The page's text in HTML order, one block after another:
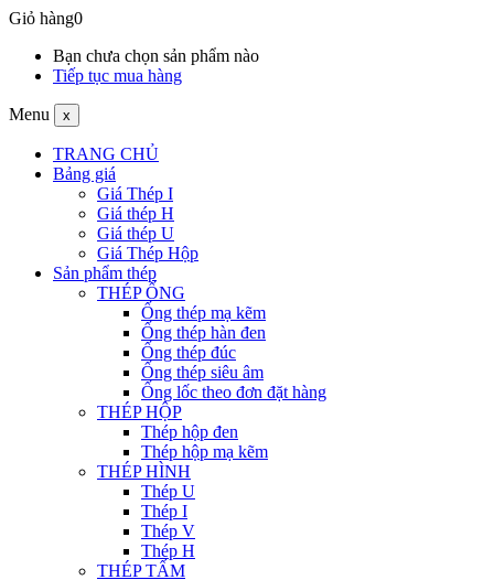
Giỏ hàng0
Bạn chưa chọn sản phẩm nào
Tiếp tục mua hàng
Menu x
TRANG CHỦ
Bảng giá
Giá Thép I
Giá thép H
Giá thép U
Giá Thép Hộp
Sản phẩm thép
THÉP ỐNG
Ống thép mạ kẽm
Ống thép hàn đen
Ống thép đúc
Ống thép siêu âm
Ống lốc theo đơn đặt hàng
THÉP HỘP
Thép hộp đen
Thép hộp mạ kẽm
THÉP HÌNH
Thép U
Thép I
Thép V
Thép H
THÉP TẤM